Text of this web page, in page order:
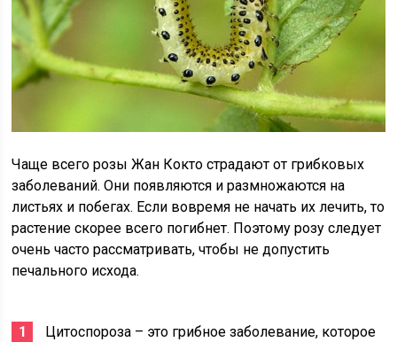
Чаще всего розы Жан Кокто страдают от грибковых
заболеваний. Они появляются и размножаются на
листьях и побегах. Если вовремя не начать их лечить, то
растение скорее всего погибнет. Поэтому розу следует
очень часто рассматривать, чтобы не допустить
печального исхода.
Цитоспороза – это грибное заболевание, которое